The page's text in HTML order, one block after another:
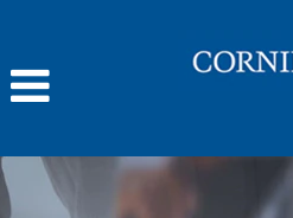
Human
Resources_de_DE